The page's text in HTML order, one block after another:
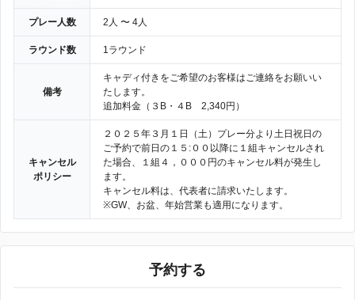
プレー人数 2人 〜 4人
ラウンド数 1ラウンド
備考
キャディ付きをご希望のお客様はご連絡をお願いい
たします。
追加料金（３B・４B 2,340円）
キャンセル
ポリシー
２０２５年３月１日（土）プレー分より土日祝日の
ご予約で前日の１５:００以降に１組キャンセルされ
た場合、１組４，０００円のキャンセル料が発生し
ます。
キャンセル料は、代表者に請求いたします。
※GW、お盆、年始営業も適用になります。
予約する